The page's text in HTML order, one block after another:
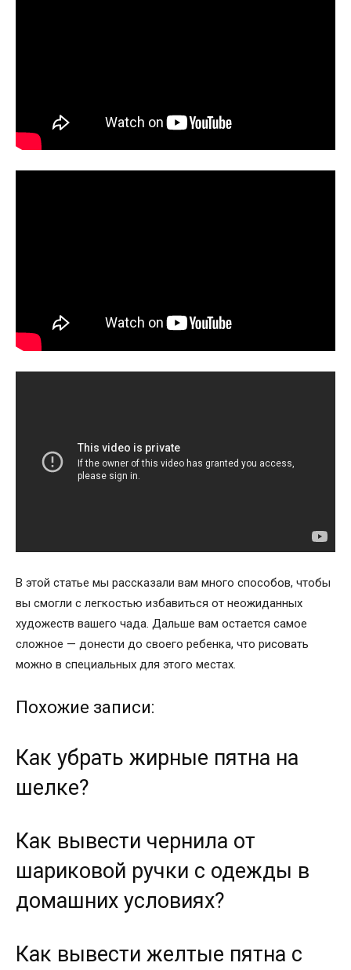
В этой статье мы рассказали вам много способов, чтобы
вы смогли с легкостью избавиться от неожиданных
художеств вашего чада. Дальше вам остается самое
сложное — донести до своего ребенка, что рисовать
можно в специальных для этого местах.
Похожие записи:
Как убрать жирные пятна на
шелке?
Как вывести чернила от
шариковой ручки с одежды в
домашних условиях?
Как вывести желтые пятна с